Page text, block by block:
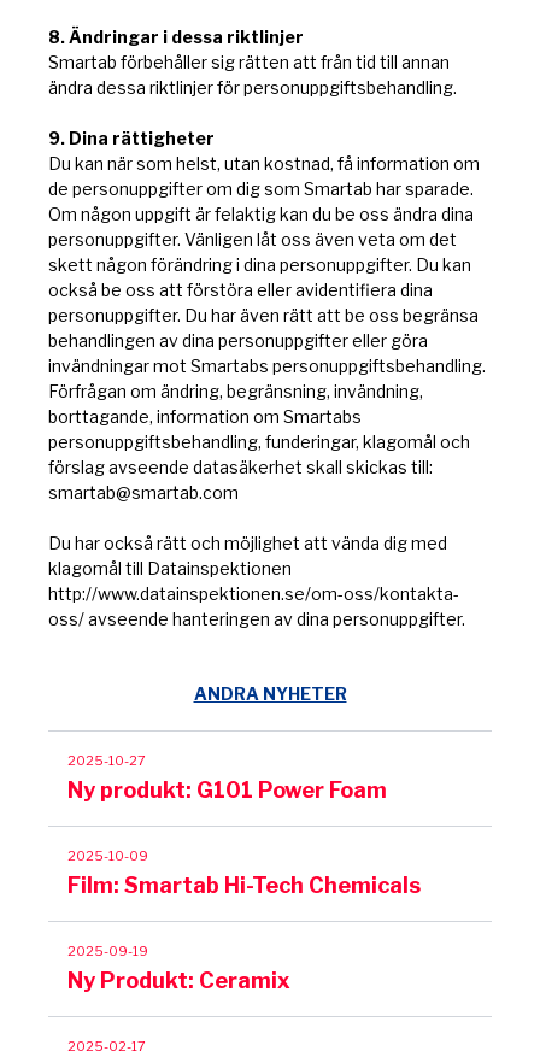
8. Ändringar i dessa riktlinjer
Smartab förbehåller sig rätten att från tid till annan
ändra dessa riktlinjer för personuppgiftsbehandling.
9. Dina rättigheter
Du kan när som helst, utan kostnad, få information om
de personuppgifter om dig som Smartab har sparade.
Om någon uppgift är felaktig kan du be oss ändra dina
personuppgifter. Vänligen låt oss även veta om det
skett någon förändring i dina personuppgifter. Du kan
också be oss att förstöra eller avidentifiera dina
personuppgifter. Du har även rätt att be oss begränsa
behandlingen av dina personuppgifter eller göra
invändningar mot Smartabs personuppgiftsbehandling.
Förfrågan om ändring, begränsning, invändning,
borttagande, information om Smartabs
personuppgiftsbehandling, funderingar, klagomål och
förslag avseende datasäkerhet skall skickas till:
smartab@smartab.com
Du har också rätt och möjlighet att vända dig med
klagomål till Datainspektionen
http://www.datainspektionen.se/om-oss/kontakta-
oss/avseende hanteringen av dina personuppgifter.
ANDRA NYHETER
2025-10-27
Ny produkt: G101 Power Foam
2025-10-09
Film: Smartab Hi-Tech Chemicals
2025-09-19
Ny Produkt: Ceramix
2025-02-17